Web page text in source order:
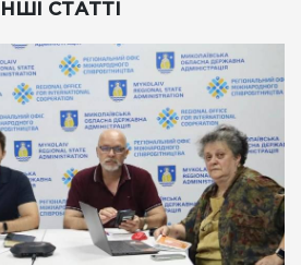
ІНШІ СТАТТІ